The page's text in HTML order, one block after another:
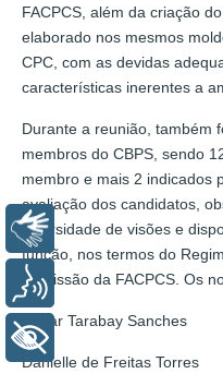
FACPCS, além da criação
elaborado nos mesmos
CPC, com as devidas
características inerentes a
Durante a reunião, também
membros do CBPS, sendo
membro e mais 2 indicados
avaliação dos candidatos,
diversidade de visões e
função, nos termos do
Admissão da FACPCS. Os
César Tarabay Sanches
Danielle de Freitas Torres
Libras
Voz